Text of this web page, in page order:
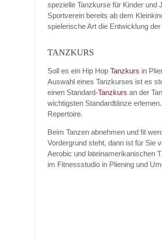
Name der Tanzschule
Kontakt E-Mail
Kontakt
spezielle Tanzkurse für Kinder und
Sportverein bereits ab dem
spielerische Art die Entwicklung
TANZKURS
Soll es ein Hip Hop Tanzkurs in
Auswahl eines Tanzkurses ist es
einen Standard-Tanzkurs an der
wichtigsten Standardtänze erlernen.
Repertoire.
Beim Tanzen abnehmen und fit
Vordergrund steht, dann ist für Sie
Aerobic und lateinamerikanischen
im Fitnessstudio in Pliening und